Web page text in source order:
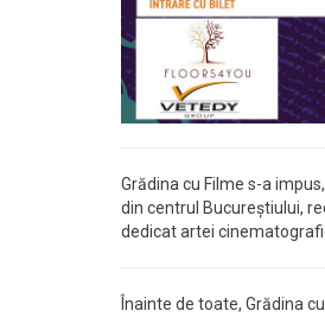
Grădina cu Filme s-a
din centrul Bucureștiului,
dedicat artei
Înainte de toate, Grădina